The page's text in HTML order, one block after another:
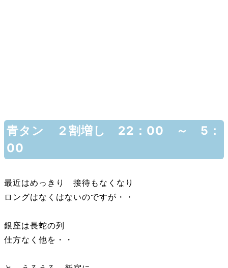
青タン ２割増し 22：00 ～ 5：
00
最近はめっきり 接待もなくなり
ロングはなくはないのですが・・
銀座は長蛇の列
仕方なく他を・・